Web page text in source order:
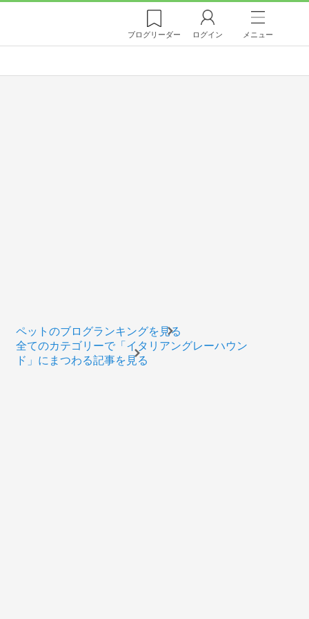
ブログリーダー ログイン メニュー
ペットのブログランキングを見る
全てのカテゴリーで「イタリアングレーハウン
ド」にまつわる記事を見る